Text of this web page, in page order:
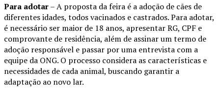
Para adotar– A proposta da feira é a adoção de cães de
diferentes idades, todos vacinados e castrados. Para adotar,
é necessário ser maior de 18 anos, apresentar RG, CPF e
comprovante de residência, além de assinar um termo de
adoção responsável e passar por uma entrevista com a
equipe da ONG. O processo considera as características e
necessidades de cada animal, buscando garantir a
adaptação ao novo lar.